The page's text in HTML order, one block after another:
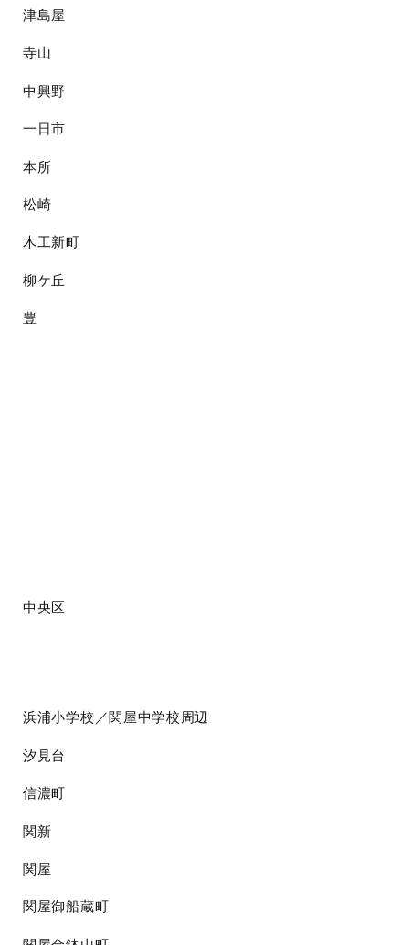
津島屋
寺山
中興野
一日市
本所
松崎
木工新町
柳ケ丘
豊
中央区
浜浦小学校／関屋中学校周辺
汐見台
信濃町
関新
関屋
関屋御船蔵町